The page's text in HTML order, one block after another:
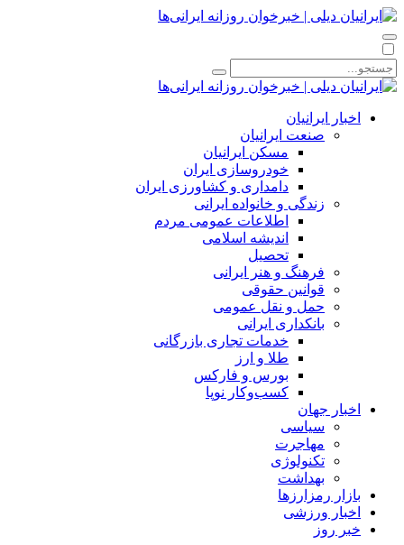
اخبار ایرانیان
صنعت ایرانیان
مسکن ایرانیان
خودروسازی ایران
دامداری و کشاورزی ایران
زندگی و خانواده ایرانی
اطلاعات عمومی مردم
اندیشه اسلامی
تحصیل
فرهنگ و هنر ایرانی
قوانین حقوقی
حمل و نقل عمومی
بانکداری ایرانی
خدمات تجاری بازرگانی
طلا و ارز
بورس و فارکس
کسب‌وکار نوپا
اخبار جهان
سیاسی
مهاجرت
تکنولوژی
بهداشت
بازار رمزارزها
اخبار ورزشی
خبر روز